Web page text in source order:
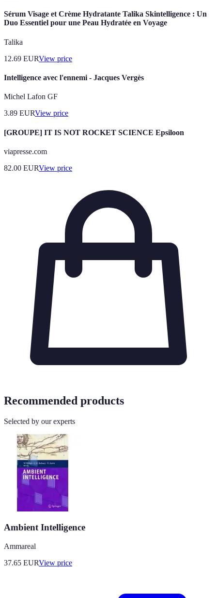
Sérum Visage et Crème Hydratante Talika Skintelligence : Un
Duo Essentiel pour une Peau Hydratée en Voyage
Talika
12.69 EURView price
Intelligence avec l'ennemi - Jacques Vergès
Michel Lafon GF
3.89 EURView price
[GROUPE] IT IS NOT ROCKET SCIENCE Epsiloon
viapresse.com
82.00 EURView price
Recommended products
Selected by our experts
Ambient Intelligence
Ammareal
37.65 EURView price